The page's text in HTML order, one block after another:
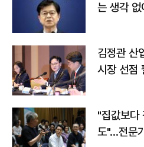
는 생각
김정관 산
시장 선점
"집값보다
도"…전문